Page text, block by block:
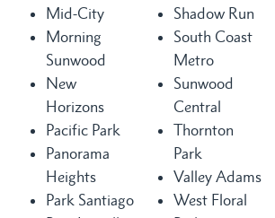
Mid-City
Morning
Sunwood
New
Horizons
Pacific Park
Panorama
Heights
Park Santiago
Shadow Run
South Coast
Metro
Sunwood
Central
Thornton
Park
Valley Adams
West Floral